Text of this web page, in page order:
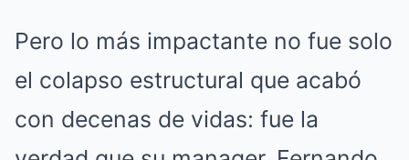
Pero lo más impactante no fue solo
el colapso estructural que acabó
con decenas de vidas: fue la